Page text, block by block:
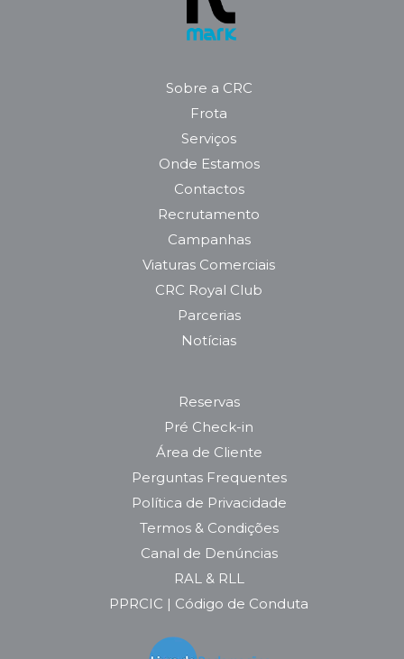
Sobre a CRC
Frota
Serviços
Onde Estamos
Contactos
Recrutamento
Campanhas
Viaturas Comerciais
CRC Royal Club
Parcerias
Notícias
Reservas
Pré Check-in
Área de Cliente
Perguntas Frequentes
Política de Privacidade
Termos & Condições
Canal de Denúncias
RAL & RLL
PPRCIC | Código de Conduta